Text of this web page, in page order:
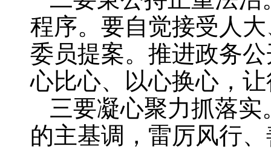
程序。要自觉接受人
委员提案。推进政务
心比心、以心换心，
三要凝心聚力抓落
的主基调，雷厉风行